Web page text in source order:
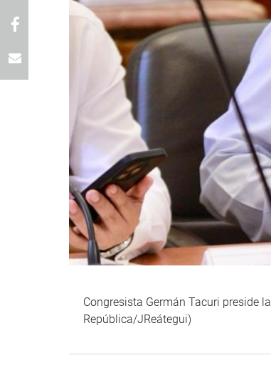
Congresista Germán Tacuri preside
República/JReátegui)